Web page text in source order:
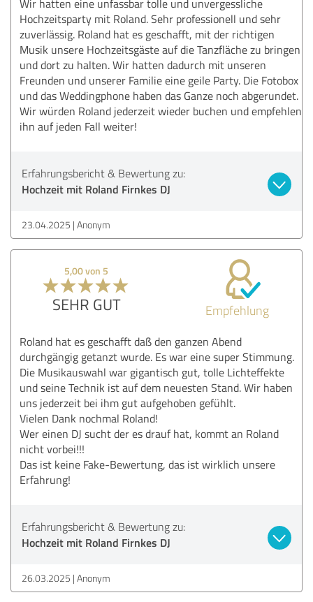
Wir hatten eine unfassbar tolle und unvergessliche
Hochzeitsparty mit Roland. Sehr professionell und sehr
zuverlässig. Roland hat es geschafft, mit der richtigen
Musik unsere Hochzeitsgäste auf die Tanzfläche zu bringen
und dort zu halten. Wir hatten dadurch mit unseren
Freunden und unserer Familie eine geile Party. Die Fotobox
und das Weddingphone haben das Ganze noch abgerundet.
Wir würden Roland jederzeit wieder buchen und empfehlen
ihn auf jeden Fall weiter!
Erfahrungsbericht & Bewertung zu:
Hochzeit mit Roland Firnkes DJ
23.04.2025 Anonym
5,00 von 5
SEHR GUT Empfehlung
Roland hat es geschafft daß den ganzen Abend
durchgängig getanzt wurde. Es war eine super Stimmung.
Die Musikauswahl war gigantisch gut, tolle Lichteffekte
und seine Technik ist auf dem neuesten Stand. Wir haben
uns jederzeit bei ihm gut aufgehoben gefühlt.
Vielen Dank nochmal Roland!
Wer einen DJ sucht der es drauf hat, kommt an Roland
nicht vorbei!!!
Das ist keine Fake-Bewertung, das ist wirklich unsere
Erfahrung!
Erfahrungsbericht & Bewertung zu:
Hochzeit mit Roland Firnkes DJ
26.03.2025 Anonym